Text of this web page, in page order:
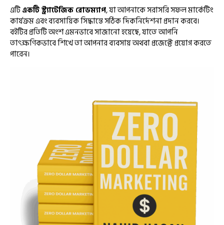
এটিএকটি স্ট্র্যাটেজিক রোডম্যাপ, যা আপনাকে সরাসরি সফল মার্কেটিং
কার্যক্রম এবং ব্যবসায়িক সিদ্ধান্তে সঠিক দিকনির্দেশনা প্রদান করবে।
বইটির প্রতিটি অংশ এমনভাবে সাজানো হয়েছে, যাতে আপনি
তাৎক্ষণিকভাবে শিখে তা আপনার ব্যবসায় অথবা প্রজেক্টে প্রয়োগ করতে
পারেন।